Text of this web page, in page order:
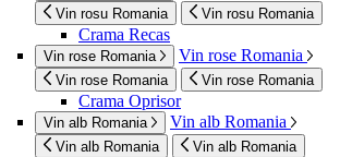
Vin rosu Romania Vin rosu Romania
Crama Recas
Vin rose Romania Vin rose Romania
Vin rose Romania Vin rose Romania
Crama Oprisor
Vin alb Romania Vin alb Romania
Vin alb Romania Vin alb Romania